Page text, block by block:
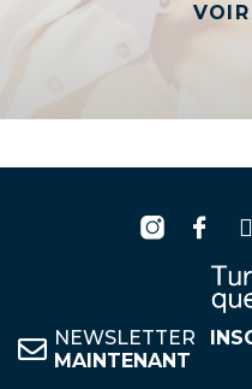
NEWSLETTER
MAINTENANT